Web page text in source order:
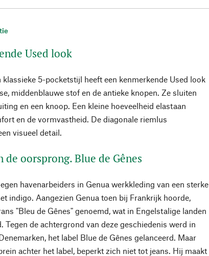
Used look
klassieke 5-pocketstijl heeft een kenmerkende Used look
middenblauwe stof en de antieke knopen. Ze sluiten
en een knoop. Een kleine hoeveelheid elastaan
en de vormvastheid. De diagonale riemlus
visueel detail.
de oorsprong. Blue de Gênes
havenarbeiders in Genua werkkleding van een sterke
indigo. Aangezien Genua toen bij Frankrijk hoorde,
"Bleu de Gênes" genoemd, wat in Engelstalige landen
Tegen de achtergrond van deze geschiedenis werd in
het label Blue de Gênes gelanceerd. Maar
achter het label, beperkt zich niet tot jeans. Hij maakt